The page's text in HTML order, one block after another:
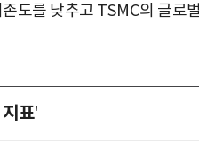
도를 낮추고 TSMC의 글로벌
표'